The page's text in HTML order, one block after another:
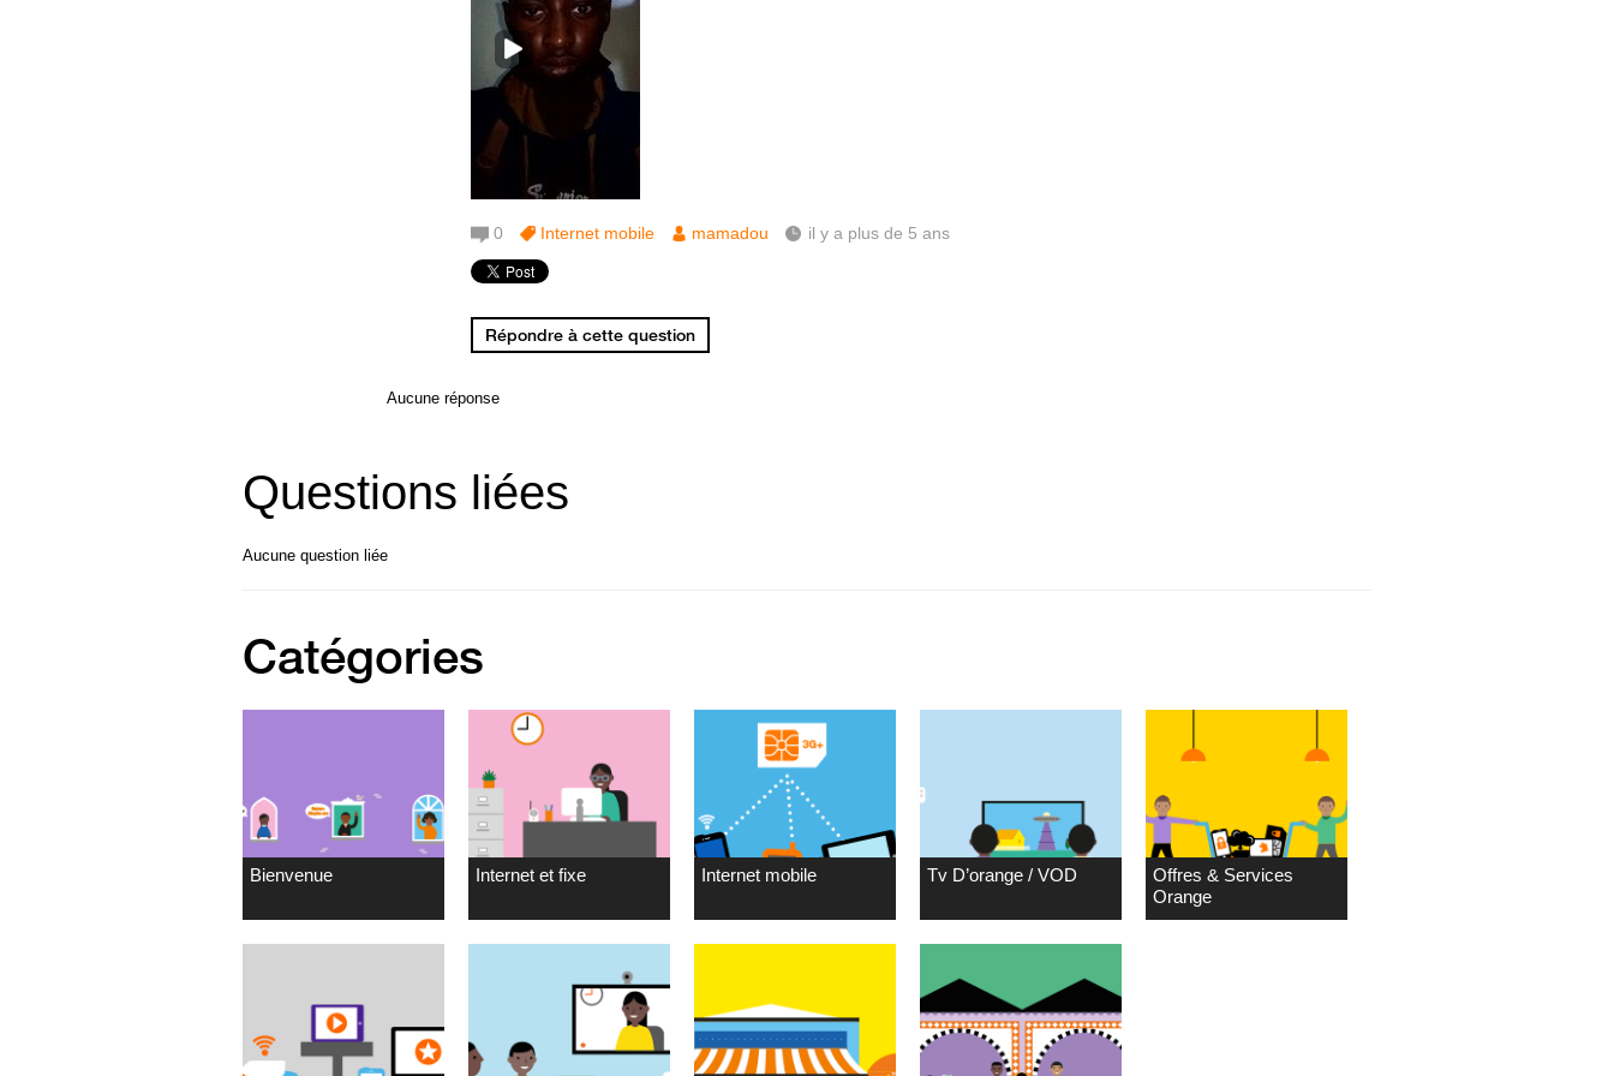
0 Internet mobile mamadou il y a plus de 5 ans
Répondre à cette question
Aucune réponse
Questions liées
Aucune question liée
Catégories
Bienvenue Internet et fixe Internet mobile Tv D’orange / VOD
Offres & Services
Orange